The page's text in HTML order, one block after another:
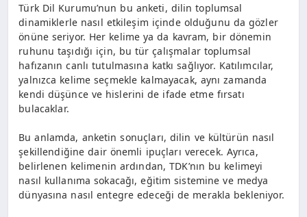
Türk Dil Kurumu’nun bu anketi, dilin toplumsal
dinamiklerle nasıl etkileşim içinde olduğunu da gözler
önüne seriyor. Her kelime ya da kavram, bir dönemin
ruhunu taşıdığı için, bu tür çalışmalar toplumsal
hafızanın canlı tutulmasına katkı sağlıyor. Katılımcılar,
yalnızca kelime seçmekle kalmayacak, aynı zamanda
kendi düşünce ve hislerini de ifade etme fırsatı
bulacaklar.
Bu anlamda, anketin sonuçları, dilin ve kültürün nasıl
şekillendiğine dair önemli ipuçları verecek. Ayrıca,
belirlenen kelimenin ardından, TDK’nın bu kelimeyi
nasıl kullanıma sokacağı, eğitim sistemine ve medya
dünyasına nasıl entegre edeceği de merakla bekleniyor.